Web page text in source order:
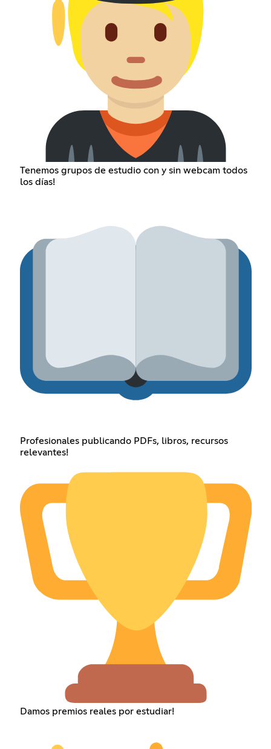
Tenemos grupos de estudio con y sin webcam todos
los días!
Profesionales publicando PDFs, libros, recursos
relevantes!
Damos premios reales por estudiar!